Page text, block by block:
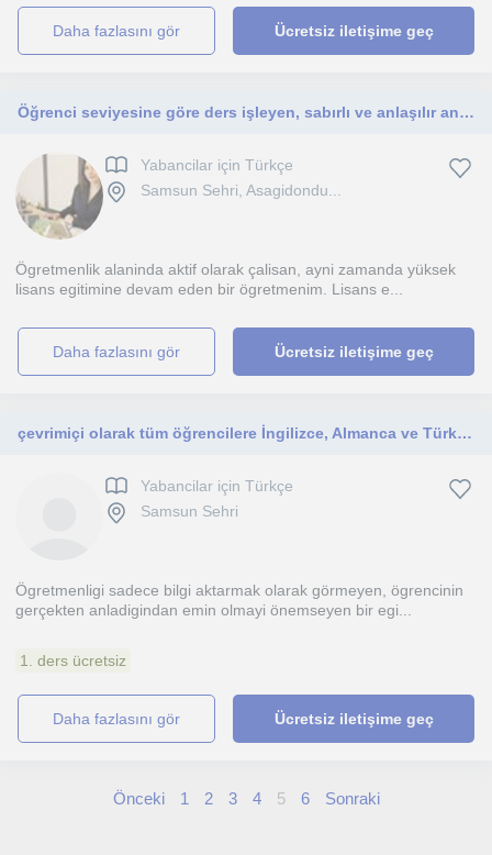
daha fazlasını gör Ücretsiz iletişime geç
Öğrenci seviyesine göre ders işleyen, sabırlı ve anlaşılır anlatımı olan bir öğretmenim.
Yabancilar için Türkçe
Samsun Sehri, Asagidondu...
Ögretmenlik alaninda aktif olarak çalisan, ayni zamanda yüksek
lisans egitimine devam eden bir ögretmenim. Lisans e...
daha fazlasını gör Ücretsiz iletişime geç
çevrimiçi olarak tüm öğrencilere İngilizce, Almanca ve Türkçe dersleri veriyorum.
Yabancilar için Türkçe
Samsun Sehri
Ögretmenligi sadece bilgi aktarmak olarak görmeyen, ögrencinin
gerçekten anladigindan emin olmayi önemseyen bir egi...
1. ders ücretsiz
daha fazlasını gör Ücretsiz iletişime geç
Önceki 1 2 3 4 5 6 Sonraki